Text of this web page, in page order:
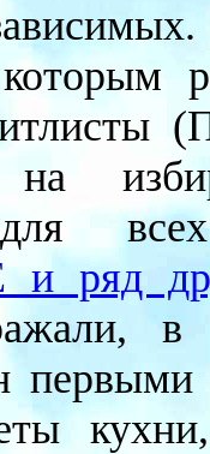
на
для
ряд